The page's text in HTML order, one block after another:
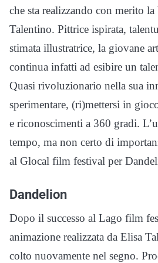
che sta realizzando con merito la
Talentino. Pittrice ispirata,
stimata illustratrice, la giovane
continua infatti ad esibire un
Quasi rivoluzionario nella sua
sperimentare, (ri)mettersi in
e riconoscimenti a 360 gradi.
tempo, ma non certo di
al Glocal film festival per
Dandelion
Dopo il successo al Lago film
animazione realizzata da Elisa
colto nuovamente nel segno.